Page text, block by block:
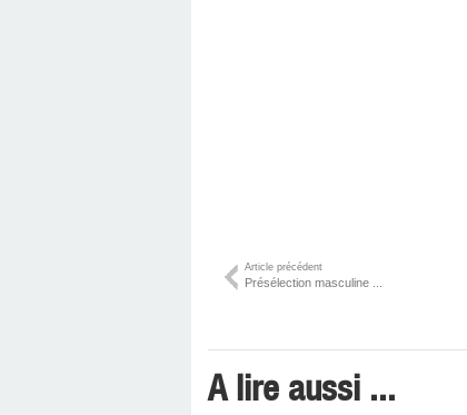
Article précédent
Présélection masculine ...
A lire aussi ...